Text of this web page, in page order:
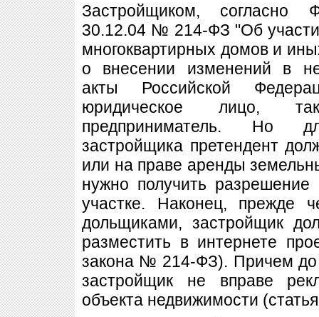
Застройщиком, согласно
30.12.04 № 214-ФЗ "Об
многоквартирных домов и
о внесении изменений в
акты Российской
юридическое лицо,
предприниматель. Но
застройщика претендент
или на праве аренды
нужно получить
участке. Наконец, прежде
дольщиками, застройщик
разместить в интернете
закона № 214-ФЗ). Причем до
застройщик не вправе
объекта недвижимости